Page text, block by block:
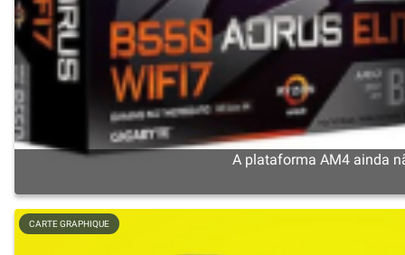
A plataforma AM4 ainda
CARTE GRAPHIQUE